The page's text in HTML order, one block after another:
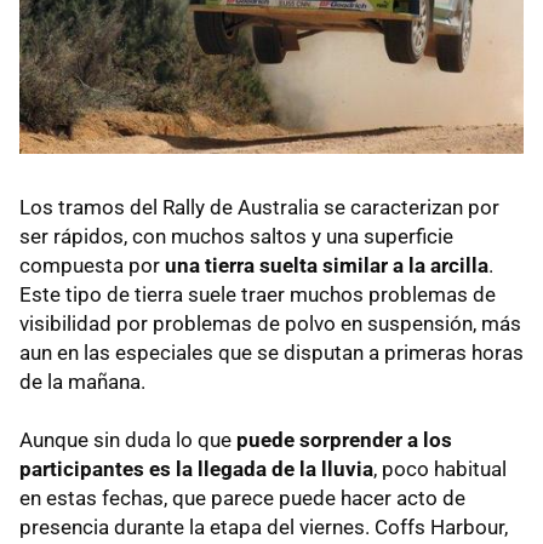
Los tramos del Rally de Australia se caracterizan por
ser rápidos, con muchos saltos y una superficie
compuesta por una tierra suelta similar a la arcilla.
Este tipo de tierra suele traer muchos problemas de
visibilidad por problemas de polvo en suspensión, más
aun en las especiales que se disputan a primeras horas
de la mañana.
Aunque sin duda lo que puede sorprender a los
participantes es la llegada de la lluvia, poco habitual
en estas fechas, que parece puede hacer acto de
presencia durante la etapa del viernes. Coffs Harbour,